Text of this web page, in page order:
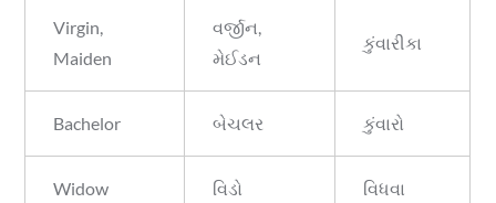
Virgin,
Maiden
વર્જીન,
મેઈડન
કુંવારીકા
Bachelor બેચલર કુંવારો
Widow વિડો વિધવા